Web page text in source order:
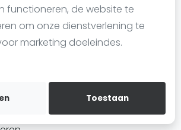
functioneren, de website te
om onze dienstverlening te
marketing doeleindes.
Toestaan
Community
since 22 februari 2023
met in totaal 4 padelbanen.
bent of een gevorderde speler,
in Heerjansdam en eenvoudig